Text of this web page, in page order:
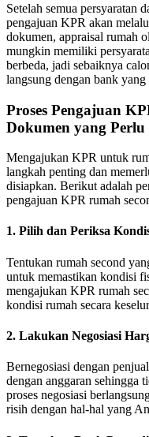
Setelah semua persyaratan
pengajuan KPR akan
dokumen, appraisal rumah
mungkin memiliki
berbeda, jadi sebaiknya
langsung dengan bank yang
Proses Pengajuan
Dokumen yang
Mengajukan KPR untuk
langkah penting dan
disiapkan. Berikut adalah
pengajuan KPR rumah
1. Pilih dan Periksa
Tentukan rumah second
untuk memastikan kondisi
mengajukan KPR rumah
kondisi rumah secara
2. Lakukan Negosiasi
Bernegosiasi dengan
dengan anggaran sehingga
proses negosiasi
risih dengan hal-hal yang